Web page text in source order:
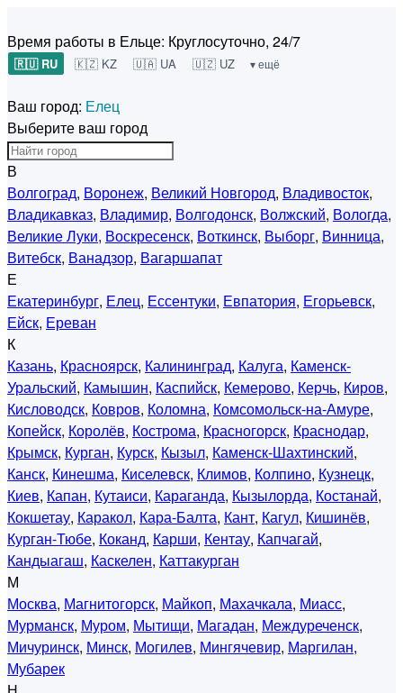
Время работы в Ельце: Круглосуточно, 24/7
🇷🇺 RU 🇰🇿 KZ 🇺🇦 UA 🇺🇿 UZ ▾ ещё
Ваш город: Елец
Выберите ваш город
В
Волгоград, Воронеж, Великий Новгород, Владивосток,
Владикавказ, Владимир, Волгодонск, Волжский, Вологда,
Великие Луки, Воскресенск, Воткинск, Выборг, Винница,
Витебск, Ванадзор, Вагаршапат
Е
Екатеринбург, Елец, Ессентуки, Евпатория, Егорьевск,
Ейск, Ереван
К
Казань, Красноярск, Калининград, Калуга, Каменск-
Уральский, Камышин, Каспийск, Кемерово, Керчь, Киров,
Кисловодск, Ковров, Коломна, Комсомольск-на-Амуре,
Копейск, Королёв, Кострома, Красногорск, Краснодар,
Крымск, Курган, Курск, Кызыл, Каменск-Шахтинский,
Канск, Кинешма, Киселевск, Климов, Колпино, Кузнецк,
Киев, Капан, Кутаиси, Караганда, Кызылорда, Костанай,
Кокшетау, Каракол, Кара-Балта, Кант, Кагул, Кишинёв,
Курган-Тюбе, Коканд, Карши, Кентау, Капчагай,
Кандыагаш, Каскелен, Каттакурган
М
Москва, Магнитогорск, Майкоп, Махачкала, Миасс,
Мурманск, Муром, Мытищи, Магадан, Междуреченск,
Мичуринск, Минск, Могилев, Мингячевир, Маргилан,
Мубарек